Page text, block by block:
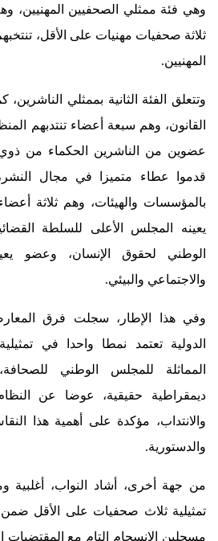
وهي فئة ممثلي الصحفيين المهنيين،
ثلاثة صحفيات مهنيات على الأقل،
المهنيين.
وتتعلق الفئة الثانية بممثلي
القانون، وهم سبعة أعضاء تنتدبهم
عضوين من الناشرين الحكماء من ذوي
قدموا عطاء متميزا في مجال النشر،
بالمؤسسات والهيئات، وهم ثلاثة
يعينه المجلس الأعلى للسلطة
الوطني لحقوق الإنسان، وعضو
والاجتماعي والبيئي.
وفي هذا الإطار، سجلت فرق
الدولية تعتمد نمطا واحدا في
المماثلة للمجلس الوطني للصحافة،
ديمقراطية حقيقية، عوضا عن
والانتداب، مؤكدة على أهمية هذا
والدستورية.
من جهة أخرى، أشاد النواب، أغلبية
تمثيلية ثلاث صحفيات على الأقل ضمن
مسجلين الإنسجام التام مع المقتضيات